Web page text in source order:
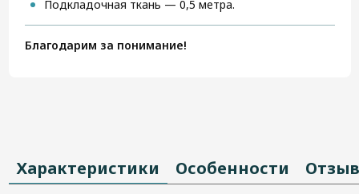
Подкладочная ткань — 0,5 метра.
Благодарим за понимание!
Характеристики Особенности